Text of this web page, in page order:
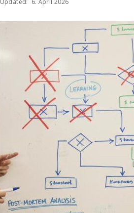
Updated: 6. April 2026